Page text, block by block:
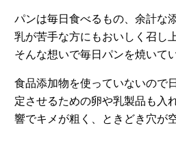
パンは毎日食べるもの、余計な
乳が苦手な方にもおいしく召し
そんな想いで毎日パンを焼いてい
食品添加物を使っていないので
定させるための卵や乳製品も入
響でキメが粗く、ときどき穴が